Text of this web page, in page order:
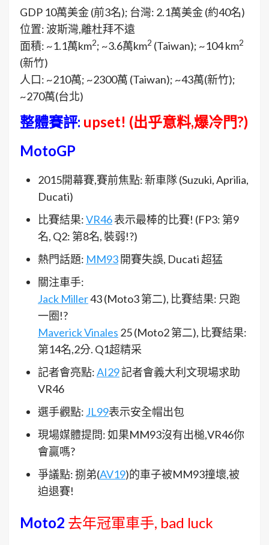
GDP 10萬美金 (前3名); 台灣: 2.1萬美金 (約40名)
位置: 波斯灣,離杜拜不遠
面積: ~1.1萬km2; ~3.6萬km2 (Taiwan); ~104 km2
(新竹)
人口: ~210萬; ~2300萬 (Taiwan); ~43萬(新竹);
~270萬(台北)
整體賽評: upset! (出乎意料,爆冷門?)
MotoGP
2015開幕賽,賽前焦點: 新車隊 (Suzuki, Aprilia,
Ducati)
比賽結果:VR46表示最棒的比賽! (FP3: 第9
名, Q2: 第8名, 裝弱!?)
熱門話題: MM93開賽失誤, Ducati 超猛
關注車手:
Jack Miller43 (Moto3 第二), 比賽結果: 只跑
一圈!?
Maverick Vinales 25 (Moto2 第二), 比賽結果:
第14名,2分. Q1超精采
記者會亮點:AI29記者會義大利文現場求助
VR46
選手觀點: JL99表示安全帽出包
現場媒體提問: 如果MM93沒有出槌,VR46你
會贏嗎?
爭議點: 捌弟(AV19)的車子被MM93撞壞,被
迫退賽!
Moto2 去年冠軍車手, bad luck